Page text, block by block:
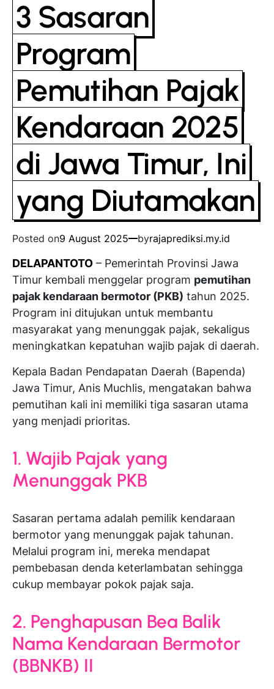
3 Sasaran
Program
Pemutihan Pajak
Kendaraan 2025
di Jawa Timur, Ini
yang Diutamakan
Posted on9 August 2025 byrajaprediksi.my.id
DELAPANTOTO – Pemerintah Provinsi Jawa
Timur kembali menggelar program pemutihan
pajak kendaraan bermotor (PKB) tahun 2025.
Program ini ditujukan untuk membantu
masyarakat yang menunggak pajak, sekaligus
meningkatkan kepatuhan wajib pajak di daerah.
Kepala Badan Pendapatan Daerah (Bapenda)
Jawa Timur, Anis Muchlis, mengatakan bahwa
pemutihan kali ini memiliki tiga sasaran utama
yang menjadi prioritas.
1. Wajib Pajak yang
Menunggak PKB
Sasaran pertama adalah pemilik kendaraan
bermotor yang menunggak pajak tahunan.
Melalui program ini, mereka mendapat
pembebasan denda keterlambatan sehingga
cukup membayar pokok pajak saja.
2. Penghapusan Bea Balik
Nama Kendaraan Bermotor
(BBNKB) II